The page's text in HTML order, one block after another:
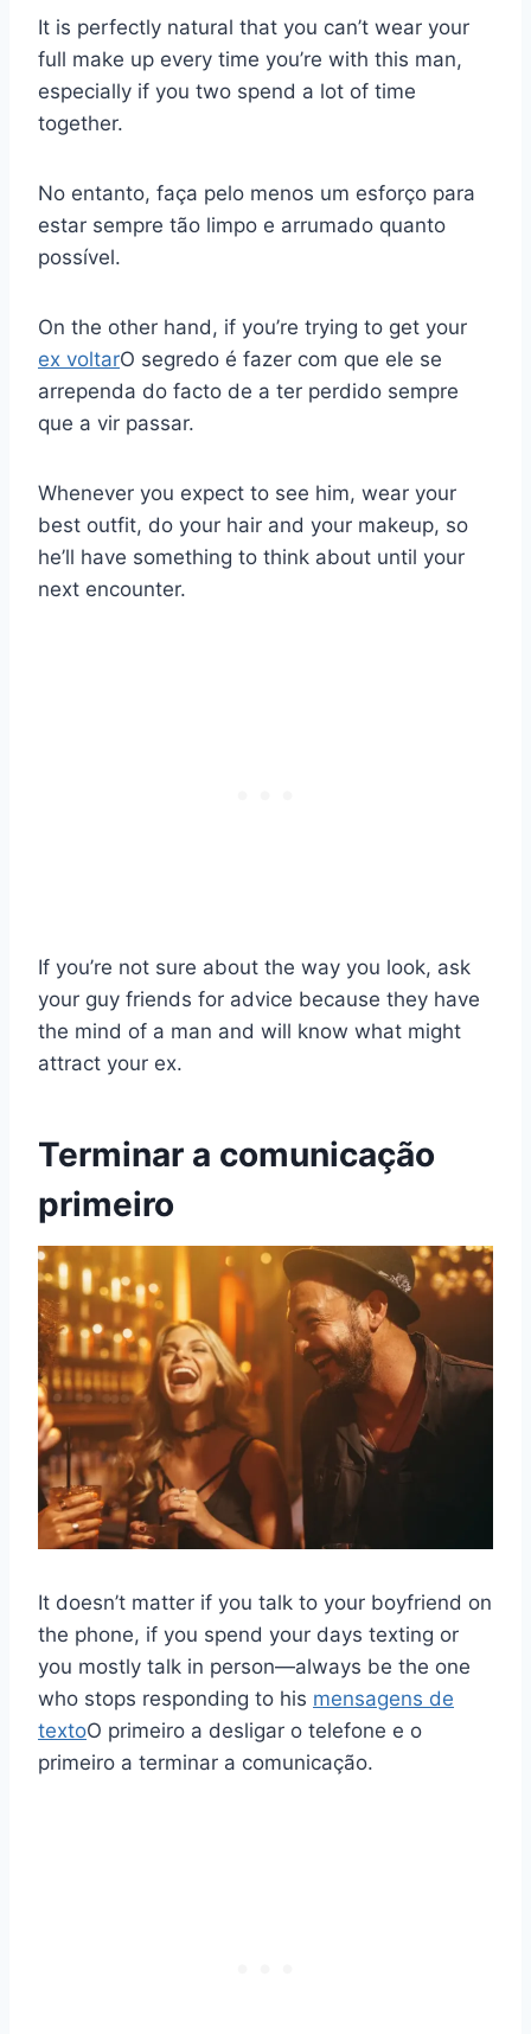
It is perfectly natural that you can’t wear your
full make up every time you’re with this man,
especially if you two spend a lot of time
together.
No entanto, faça pelo menos um esforço para
estar sempre tão limpo e arrumado quanto
possível.
On the other hand, if you’re trying to get your
ex voltarO segredo é fazer com que ele se
arrependa do facto de a ter perdido sempre
que a vir passar.
Whenever you expect to see him, wear your
best outfit, do your hair and your makeup, so
he’ll have something to think about until your
next encounter.
If you’re not sure about the way you look, ask
your guy friends for advice because they have
the mind of a man and will know what might
attract your ex.
Terminar a comunicação
primeiro
It doesn’t matter if you talk to your boyfriend on
the phone, if you spend your days texting or
you mostly talk in person—always be the one
who stops responding to his mensagens de
textoO primeiro a desligar o telefone e o
primeiro a terminar a comunicação.